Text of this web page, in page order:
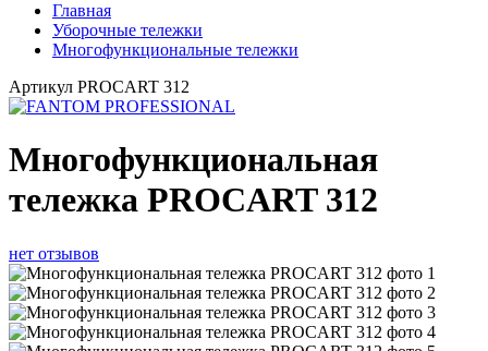
Главная
Уборочные тележки
Многофункциональные тележки
Артикул PROCART 312
Многофункциональная
тележка PROCART 312
нет отзывов